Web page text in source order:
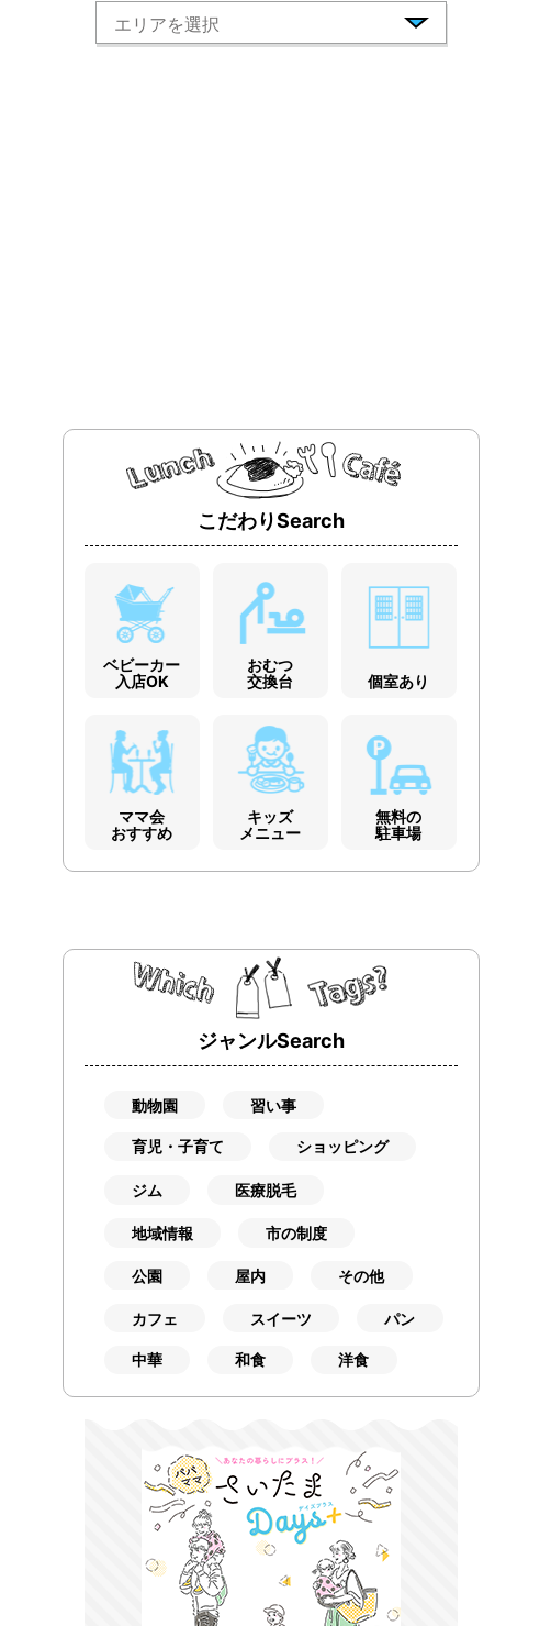
こだわりSearch
ベビーカー
入店OK
おむつ
交換台
個室あり
ママ会
おすすめ
キッズ
メニュー
無料の
駐車場
ジャンルSearch
動物園 習い事
育児・子育て ショッピング
ジム 医療脱毛
地域情報 市の制度
公園 屋内 その他
カフェ スイーツ パン
中華 和食 洋食